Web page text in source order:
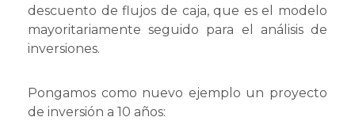
descuento de flujos de caja, que es el modelo
mayoritariamente seguido para el análisis de
inversiones.
Pongamos como nuevo ejemplo un proyecto
de inversión a 10 años: